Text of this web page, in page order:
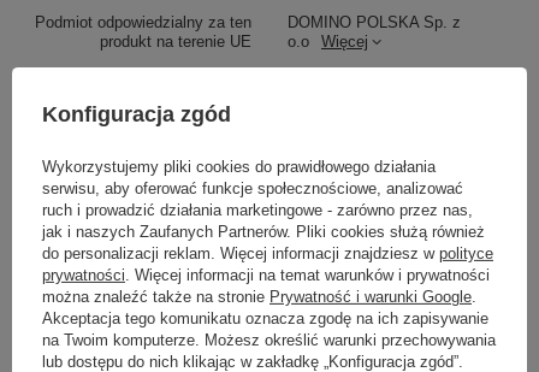
Podmiot odpowiedzialny za ten
produkt na terenie UE
DOMINO POLSKA Sp. z
o.o
Więcej
Kolor:Biały:5:0, Materiał :ABS:6:0, Sposób
działania:Mechaniczny:56:0, Ilość trybów spłukiwania:2
(oszczędny i pełny):57:0
Zobacz również
Poprzedni z tej kategorii Następny z tej kategorii
Konfiguracja zgód
Wykorzystujemy pliki cookies do prawidłowego działania
serwisu, aby oferować funkcje społecznościowe, analizować
ruch i prowadzić działania marketingowe - zarówno przez nas,
jak i naszych Zaufanych Partnerów. Pliki cookies służą również
do personalizacji reklam. Więcej informacji znajdziesz w polityce
prywatności . Więcej informacji na temat warunków i prywatności
można znaleźć także na stronie Prywatność i warunki Google
Akceptacja tego komunikatu oznacza zgodę na ich zapisywanie
na Twoim komputerze. Możesz określić warunki przechowywania
lub dostępu do nich klikając w zakładkę „Konfiguracja zgód”.